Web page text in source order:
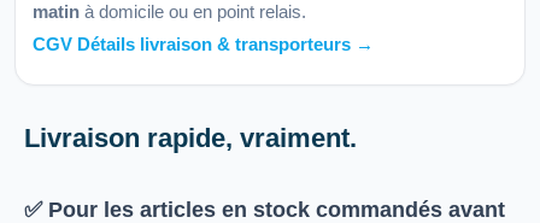
matin à domicile ou en point relais.
CGV Détails livraison & transporteurs →
Livraison rapide, vraiment.
✅ Pour les articles en stock commandés avant